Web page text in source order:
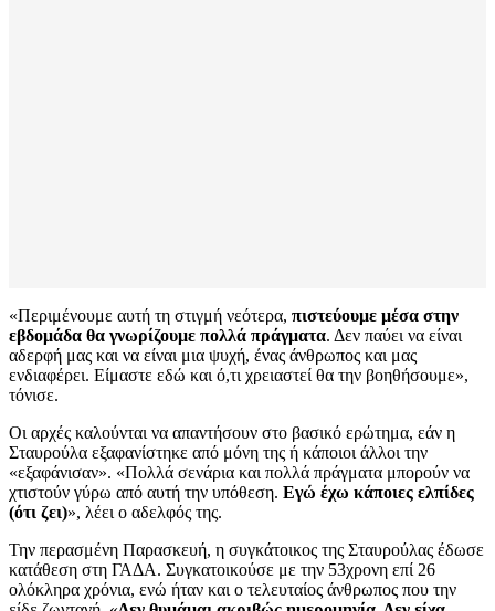
«Περιμένουμε αυτή τη στιγμή νεότερα, πιστεύουμε μέσα στην
εβδομάδα θα γνωρίζουμε πολλά πράγματα. Δεν παύει να είναι
αδερφή μας και να είναι μια ψυχή, ένας άνθρωπος και μας
ενδιαφέρει. Είμαστε εδώ και ό,τι χρειαστεί θα την βοηθήσουμε»,
τόνισε.
Οι αρχές καλούνται να απαντήσουν στο βασικό ερώτημα, εάν η
Σταυρούλα εξαφανίστηκε από μόνη της ή κάποιοι άλλοι την
«εξαφάνισαν». «Πολλά σενάρια και πολλά πράγματα μπορούν να
χτιστούν γύρω από αυτή την υπόθεση. Εγώ έχω κάποιες ελπίδες
(ότι ζει)», λέει ο αδελφός της.
Την περασμένη Παρασκευή, η συγκάτοικος της Σταυρούλας έδωσε
κατάθεση στη ΓΑΔΑ. Συγκατοικούσε με την 53χρονη επί 26
ολόκληρα χρόνια, ενώ ήταν και ο τελευταίος άνθρωπος που την